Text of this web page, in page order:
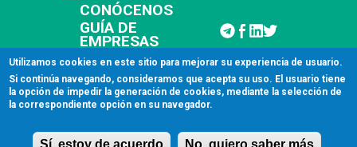
CONÓCENOS
GUÍA DE
EMPRESAS
CONTACTAR
© 2026 Higiene Ambiental
Aviso legal
Utilizamos cookies en este sitio para mejorar su experiencia de usuario.
Si continúa navegando, consideramos que acepta su uso. El usuario tiene
la opción de impedir la generación de cookies, mediante la selección de
la correspondiente opción en su navegador.
Sí, estoy de acuerdo No, quiero saber más